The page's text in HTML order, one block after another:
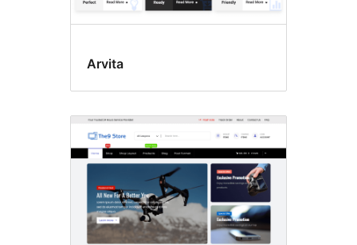
Arvita